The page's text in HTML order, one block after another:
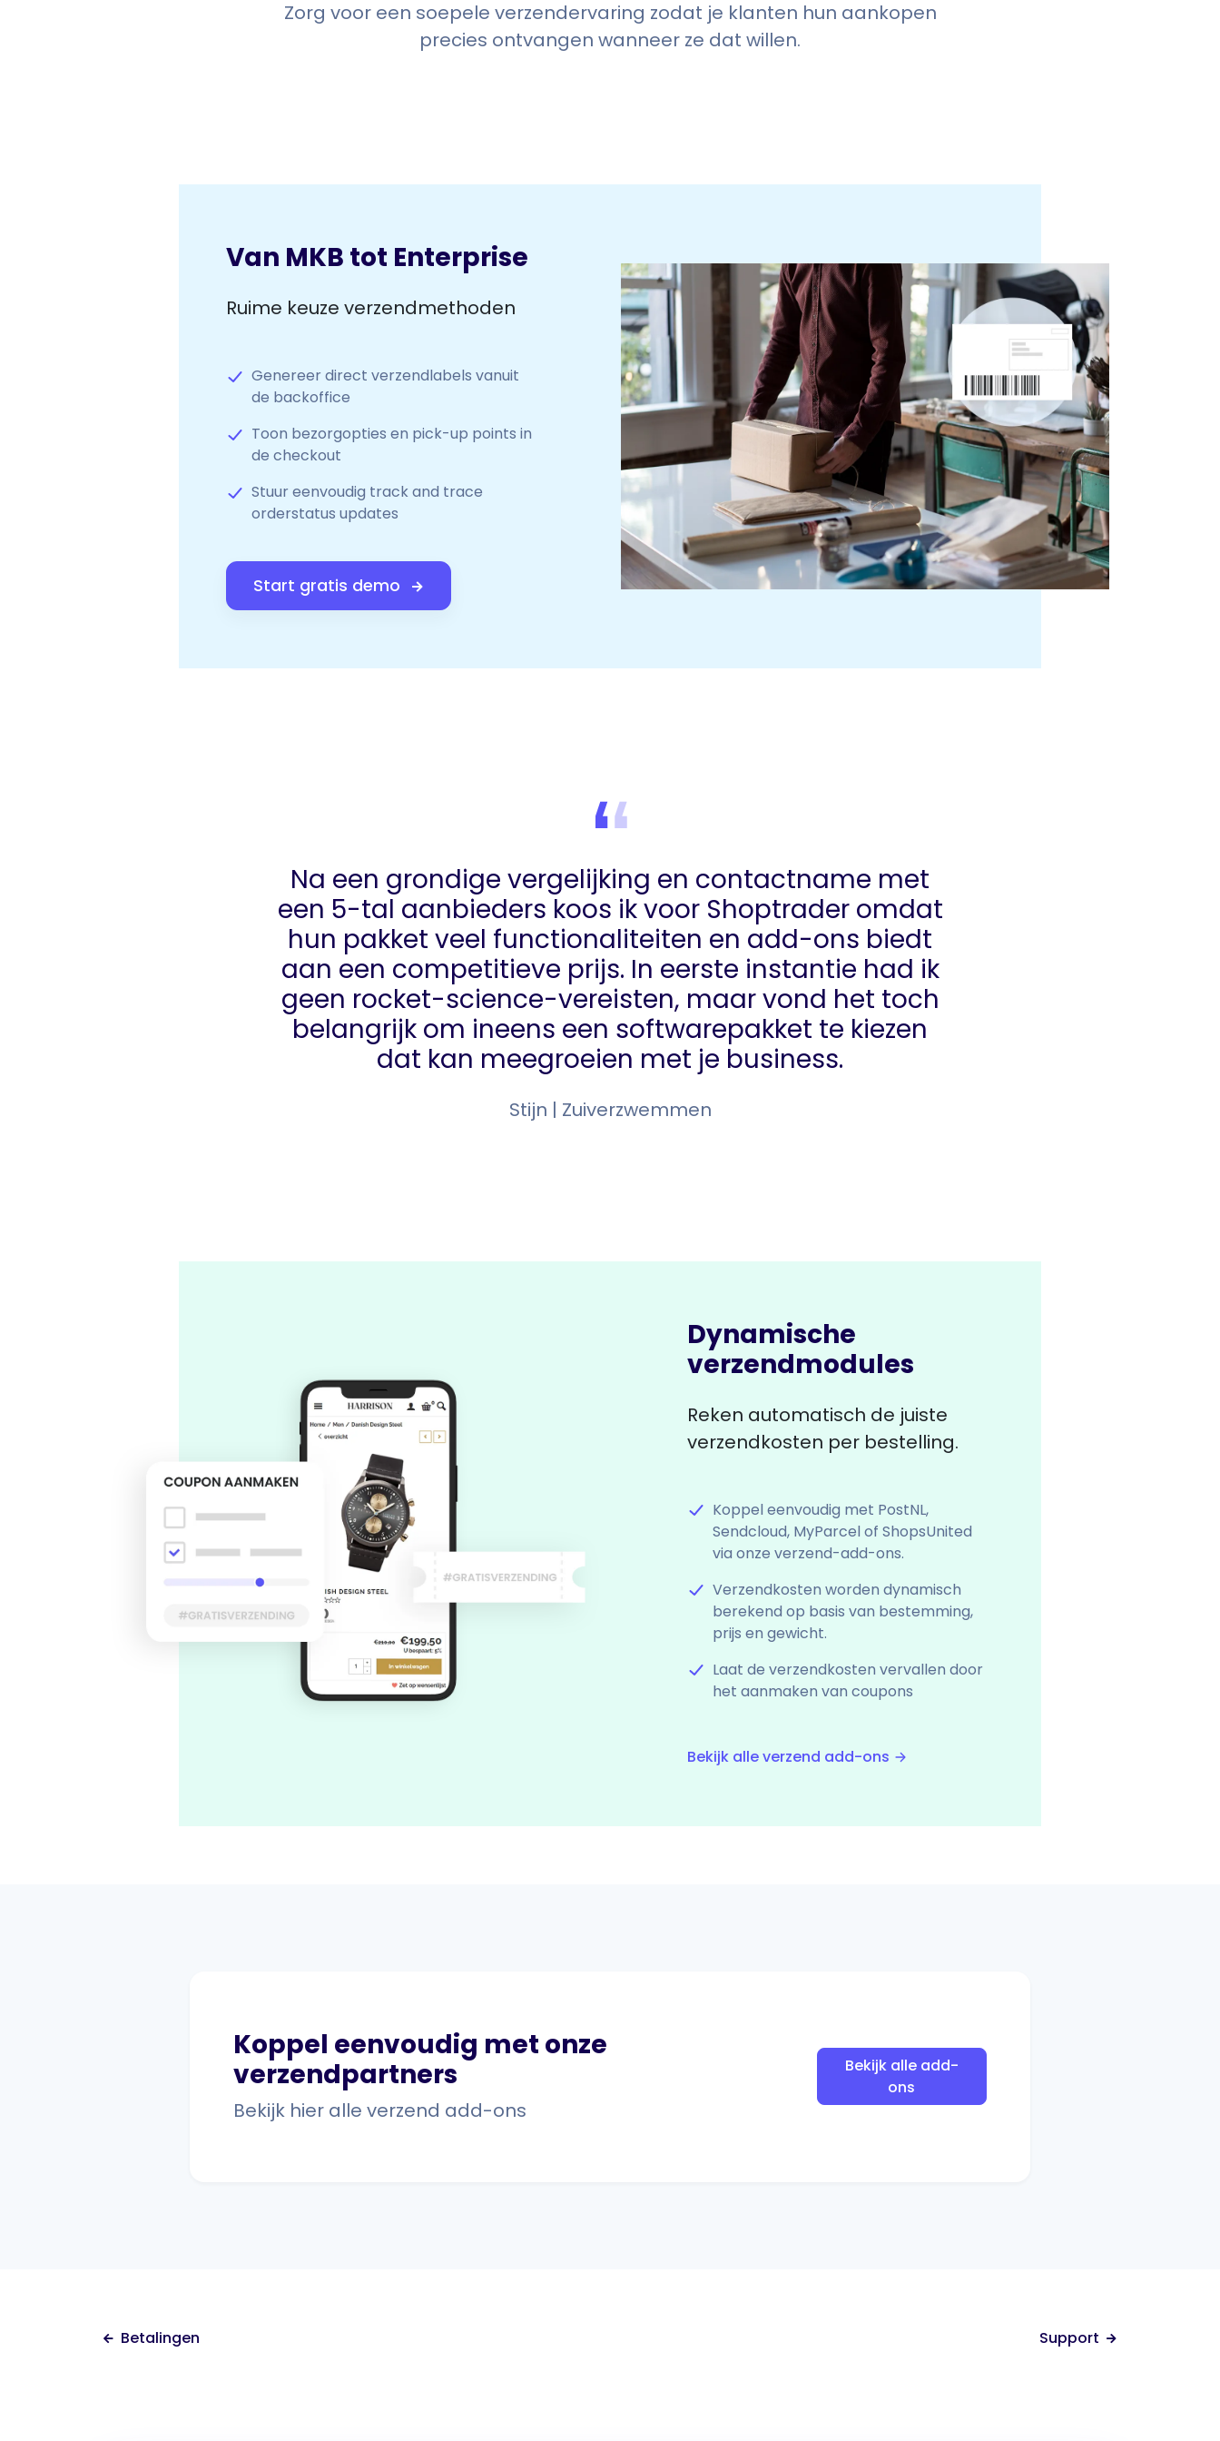
Zorg voor een soepele verzendervaring zodat je klanten hun aankopen
precies ontvangen wanneer ze dat willen.
Van MKB tot Enterprise
Ruime keuze verzendmethoden
Genereer direct verzendlabels vanuit
de backoffice
Toon bezorgopties en pick-up points in
de checkout
Stuur eenvoudig track and trace
orderstatus updates
Start gratis demo
Na een grondige vergelijking en contactname met
een 5-tal aanbieders koos ik voor Shoptrader omdat
hun pakket veel functionaliteiten en add-ons biedt
aan een competitieve prijs. In eerste instantie had ik
geen rocket-science-vereisten, maar vond het toch
belangrijk om ineens een softwarepakket te kiezen
dat kan meegroeien met je business.
Stijn | Zuiverzwemmen
Dynamische
verzendmodules
Reken automatisch de juiste
verzendkosten per bestelling.
Koppel eenvoudig met PostNL,
Sendcloud, MyParcel of ShopsUnited
via onze verzend-add-ons.
Verzendkosten worden dynamisch
berekend op basis van bestemming,
prijs en gewicht.
Laat de verzendkosten vervallen door
het aanmaken van coupons
Bekijk alle verzend add-ons
Koppel eenvoudig met onze
verzendpartners
Bekijk hier alle verzend add-ons
Bekijk alle add-
ons
Betalingen Support